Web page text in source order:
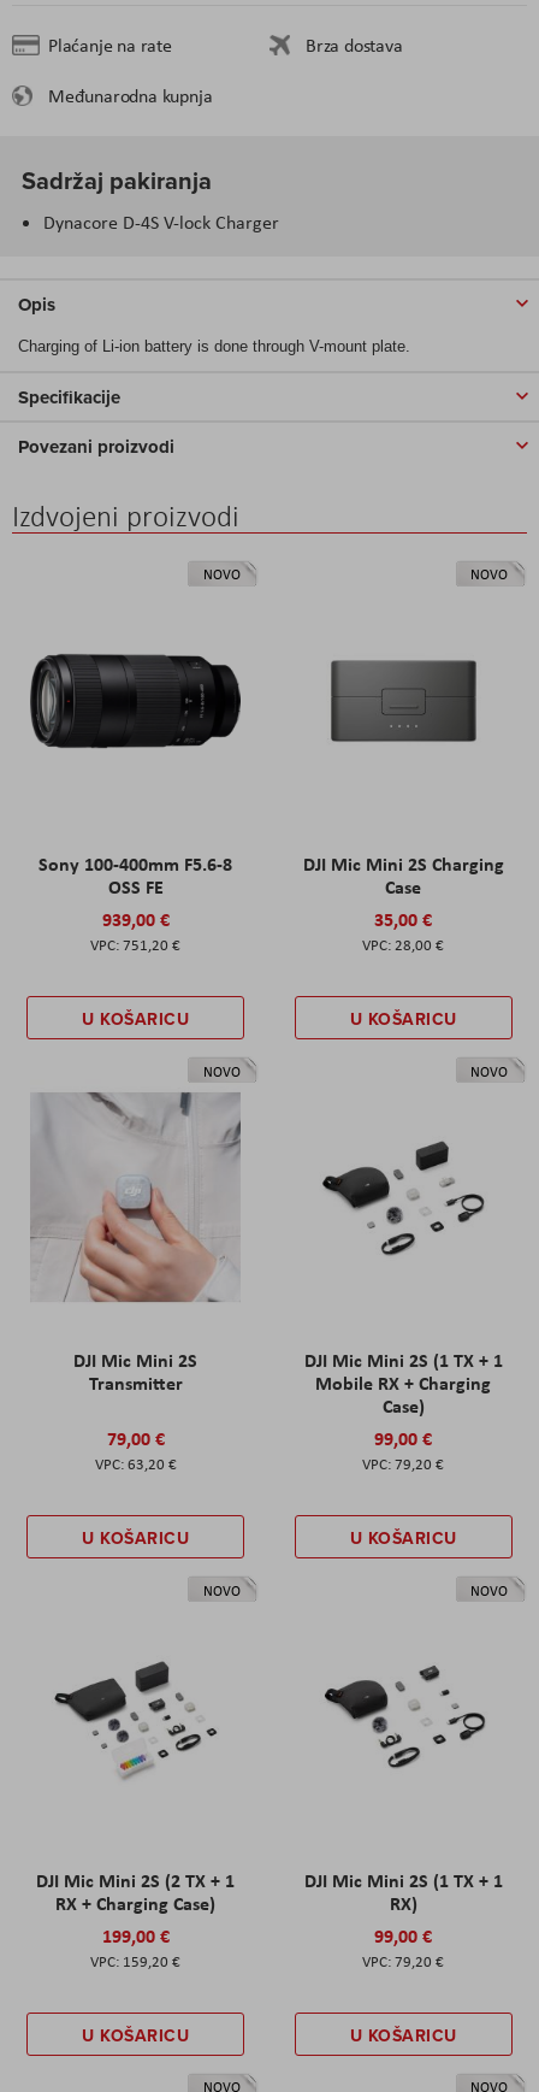
Plaćanje na rate
Brza dostava
Međunarodna kupnja
Sadržaj pakiranja
Dynacore D-4S V-lock Charger
Opis
Charging of Li-ion battery is done through V-mount plate.
Specifikacije
Povezani proizvodi
Izdvojeni proizvodi
NOVO
Sony 100-400mm F5.6-8
OSS FE
939,00 €
751,20 €
U KOŠARICU
NOVO
DJI Mic Mini 2S Charging
Case
35,00 €
28,00 €
U KOŠARICU
NOVO
DJI Mic Mini 2S
Transmitter
79,00 €
63,20 €
U KOŠARICU
NOVO
DJI Mic Mini 2S (1 TX + 1
Mobile RX + Charging
Case)
99,00 €
79,20 €
U KOŠARICU
NOVO
DJI Mic Mini 2S (2 TX + 1
RX + Charging Case)
199,00 €
159,20 €
U KOŠARICU
NOVO
DJI Mic Mini 2S (1 TX + 1
RX)
99,00 €
79,20 €
U KOŠARICU
NOVO NOVO